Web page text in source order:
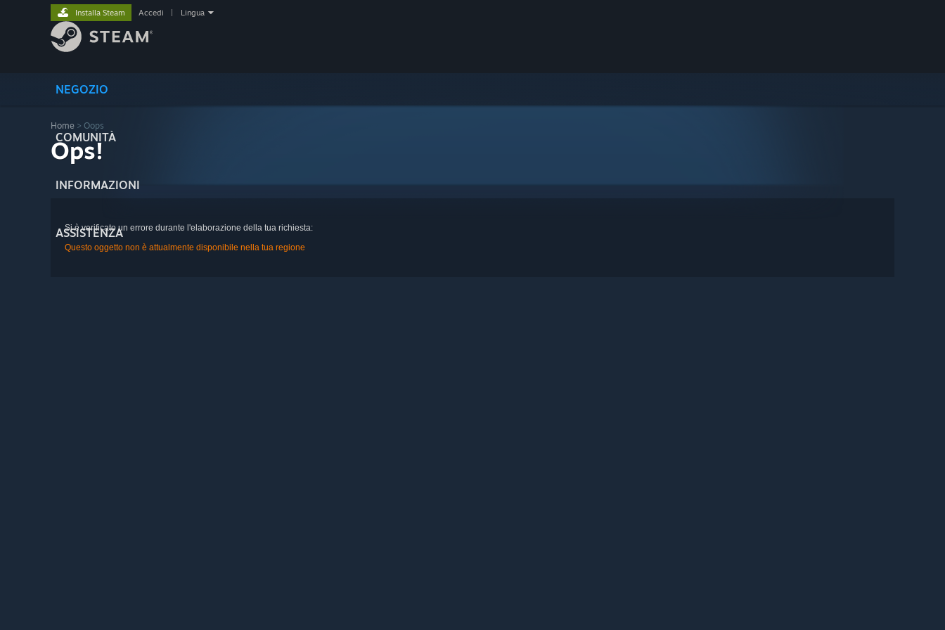
NEGOZIO
COMUNITÀ
INFORMAZIONI
ASSISTENZA
Installa Steam Accedi Lingua
Home > Oops
Ops!
Si è verificato un errore durante l'elaborazione della tua richiesta:
Questo oggetto non è attualmente disponibile nella tua regione